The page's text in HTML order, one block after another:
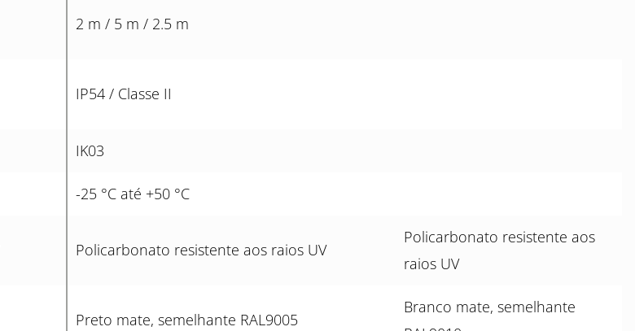
2 m / 5 m / 2.5 m
IP54 / Classe II
IK03
-25 °C até +50 °C
Policarbonato resistente aos raios UV
Policarbonato resistente aos
raios UV
Preto mate, semelhante RAL9005
Branco mate, semelhante